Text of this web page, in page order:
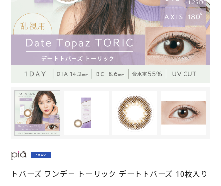
トパーズ ワンデー トーリック デートトパーズ 10枚入り